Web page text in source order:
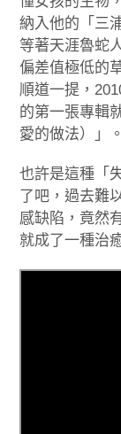
納入他的「三
等著天涯魯蛇
偏差值極低的
順道一提，
的第一張專輯
愛的做法）」。
也許是這種「
了吧，過去難
感缺陷，竟然
就成了一種治